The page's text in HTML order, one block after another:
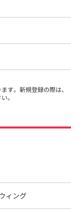
す。新規登録の際は、
。
ウィング